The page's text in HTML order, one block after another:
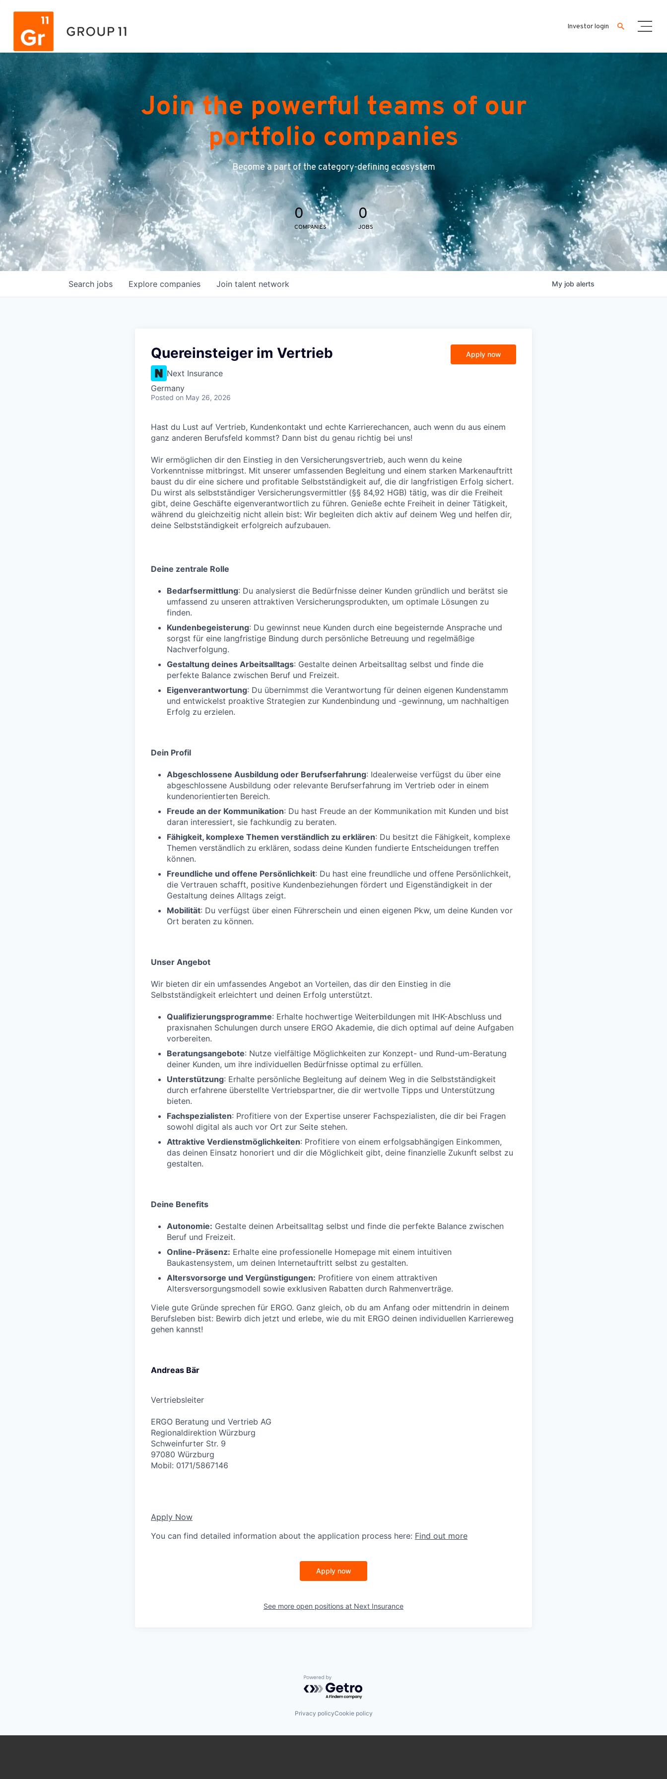
Investor login
Join the powerful teams of our
portfolio companies
Become a part of the category-defining ecosystem
0
COMPANIES
0
JOBS
Search jobs Explore companies Join talent network My job alerts
Quereinsteiger im Vertrieb
Next Insurance
Germany
Posted on May 26, 2026
Apply now
Hast du Lust auf Vertrieb, Kundenkontakt und echte Karrierechancen, auch wenn du aus einem
ganz anderen Berufsfeld kommst? Dann bist du genau richtig bei uns!
Wir ermöglichen dir den Einstieg in den Versicherungsvertrieb, auch wenn du keine
Vorkenntnisse mitbringst. Mit unserer umfassenden Begleitung und einem starken Markenauftritt
baust du dir eine sichere und profitable Selbstständigkeit auf, die dir langfristigen Erfolg sichert.
Du wirst als selbstständiger Versicherungsvermittler (§§ 84,92 HGB) tätig, was dir die Freiheit
gibt, deine Geschäfte eigenverantwortlich zu führen. Genieße echte Freiheit in deiner Tätigkeit,
während du gleichzeitig nicht allein bist: Wir begleiten dich aktiv auf deinem Weg und helfen dir,
deine Selbstständigkeit erfolgreich aufzubauen.
Deine zentrale Rolle
Bedarfsermittlung: Du analysierst die Bedürfnisse deiner Kunden gründlich und berätst sie
umfassend zu unseren attraktiven Versicherungsprodukten, um optimale Lösungen zu
finden.
Kundenbegeisterung: Du gewinnst neue Kunden durch eine begeisternde Ansprache und
sorgst für eine langfristige Bindung durch persönliche Betreuung und regelmäßige
Nachverfolgung.
Gestaltung deines Arbeitsalltags: Gestalte deinen Arbeitsalltag selbst und finde die
perfekte Balance zwischen Beruf und Freizeit.
Eigenverantwortung: Du übernimmst die Verantwortung für deinen eigenen Kundenstamm
und entwickelst proaktive Strategien zur Kundenbindung und -gewinnung, um nachhaltigen
Erfolg zu erzielen.
Dein Profil
Abgeschlossene Ausbildung oder Berufserfahrung: Idealerweise verfügst du über eine
abgeschlossene Ausbildung oder relevante Berufserfahrung im Vertrieb oder in einem
kundenorientierten Bereich.
Freude an der Kommunikation: Du hast Freude an der Kommunikation mit Kunden und bist
daran interessiert, sie fachkundig zu beraten.
Fähigkeit, komplexe Themen verständlich zu erklären: Du besitzt die Fähigkeit, komplexe
Themen verständlich zu erklären, sodass deine Kunden fundierte Entscheidungen treffen
können.
Freundliche und offene Persönlichkeit: Du hast eine freundliche und offene Persönlichkeit,
die Vertrauen schafft, positive Kundenbeziehungen fördert und Eigenständigkeit in der
Gestaltung deines Alltags zeigt.
Mobilität: Du verfügst über einen Führerschein und einen eigenen Pkw, um deine Kunden vor
Ort beraten zu können.
Unser Angebot
Wir bieten dir ein umfassendes Angebot an Vorteilen, das dir den Einstieg in die
Selbstständigkeit erleichtert und deinen Erfolg unterstützt.
Qualifizierungsprogramme: Erhalte hochwertige Weiterbildungen mit IHK-Abschluss und
praxisnahen Schulungen durch unsere ERGO Akademie, die dich optimal auf deine Aufgaben
vorbereiten.
Beratungsangebote: Nutze vielfältige Möglichkeiten zur Konzept- und Rund-um-Beratung
deiner Kunden, um ihre individuellen Bedürfnisse optimal zu erfüllen.
Unterstützung: Erhalte persönliche Begleitung auf deinem Weg in die Selbstständigkeit
durch erfahrene überstellte Vertriebspartner, die dir wertvolle Tipps und Unterstützung
bieten.
Fachspezialisten: Profitiere von der Expertise unserer Fachspezialisten, die dir bei Fragen
sowohl digital als auch vor Ort zur Seite stehen.
Attraktive Verdienstmöglichkeiten: Profitiere von einem erfolgsabhängigen Einkommen,
das deinen Einsatz honoriert und dir die Möglichkeit gibt, deine finanzielle Zukunft selbst zu
gestalten.
Deine Benefits
Autonomie: Gestalte deinen Arbeitsalltag selbst und finde die perfekte Balance zwischen
Beruf und Freizeit.
Online-Präsenz: Erhalte eine professionelle Homepage mit einem intuitiven
Baukastensystem, um deinen Internetauftritt selbst zu gestalten.
Altersvorsorge und Vergünstigungen: Profitiere von einem attraktiven
Altersversorgungsmodell sowie exklusiven Rabatten durch Rahmenverträge.
Viele gute Gründe sprechen für ERGO. Ganz gleich, ob du am Anfang oder mittendrin in deinem
Berufsleben bist: Bewirb dich jetzt und erlebe, wie du mit ERGO deinen individuellen Karriereweg
gehen kannst!
Andreas Bär
Vertriebsleiter
ERGO Beratung und Vertrieb AG
Regionaldirektion Würzburg
Schweinfurter Str. 9
97080 Würzburg
Mobil: 0171/5867146
Apply Now
You can find detailed information about the application process here: Find out more
Apply now
See more open positions at Next Insurance
Powered by Getro.com
Privacy policyCookie policy